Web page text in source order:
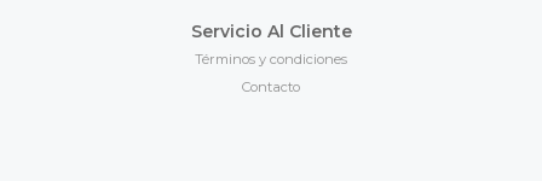
Servicio Al Cliente
Términos y condiciones
Contacto